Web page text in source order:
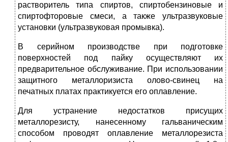
растворитель типа спиртов, спиртобензиновые и
спиртофторовые смеси, а также ультразвуковые
установки (ультразвуковая промывка).
В серийном производстве при подготовке
поверхностей под пайку осуществляют их
предварительное обслуживание. При использовании
защитного металлоризиста олово-свинец на
печатных платах практикуется его оплавление.
Для устранение недостатков присущих
металлорезисту, нанесенному гальваническим
способом проводят оплавление металлорезиста